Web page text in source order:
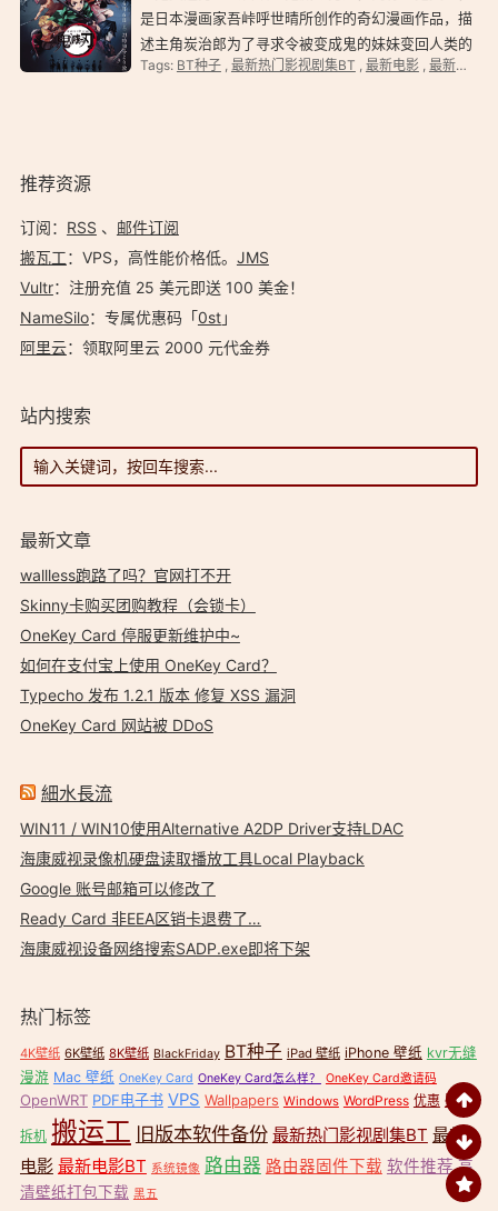
是日本漫画家吾峠呼世晴所创作的奇幻漫画作品，描
述主角炭治郎为了寻求令被变成鬼的妹妹变回人类的
方法，并踏上斩鬼之旅的和风刀剑奇谭。于 2016 年
Tags: BT种子, 最新热门影视剧集BT , 最新电影, 最新电影BT
推荐资源
订阅： RSS 、 邮件订阅
搬瓦工：VPS，高性能价格低。️ JMS
Vultr：注册充值 25 美元即送 100 美金！
NameSilo：专属优惠码「0st」
阿里云：领取阿里云 2000 元代金券
站内搜索
最新文章
wallless跑路了吗？官网打不开
Skinny卡购买团购教程（会锁卡）
OneKey Card 停服更新维护中~
如何在支付宝上使用 OneKey Card？
Typecho 发布 1.2.1 版本 修复 XSS 漏洞
OneKey Card 网站被 DDoS
細水長流
WIN11 / WIN10使用Alternative A2DP Driver支持LDAC
海康威视录像机硬盘读取播放工具Local Playback
Google 账号邮箱可以修改了
Ready Card 非EEA区销卡退费了…
海康威视设备网络搜索SADP.exe即将下架
热门标签
4K壁纸 6K壁纸 8K壁纸 BlackFriday BT种子 iPad 壁纸 iPhone 壁纸 kvr无缝
漫游 Mac 壁纸 OneKey Card OneKey Card怎么样？ OneKey Card邀请码
OpenWRT PDF电子书 VPS Wallpapers Windows WordPress 优惠 壁纸
拆机 搬运工 旧版本软件备份 最新热门影视剧集BT 最新
电影 最新电影BT 系统镜像 路由器 路由器固件下载 软件推荐 高
清壁纸打包下载 黑五